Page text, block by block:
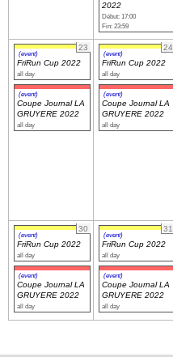
2022
Début: 17:00
Fin: 23:59
23
(event)
FriRun Cup 2022
all day
(event)
Coupe Journal LA
GRUYERE 2022
all day
24
(event)
FriRun Cup 2022
all day
(event)
Coupe Journal LA
GRUYERE 2022
all day
30
(event)
FriRun Cup 2022
all day
(event)
Coupe Journal LA
GRUYERE 2022
all day
31
(event)
FriRun Cup 2022
all day
(event)
Coupe Journal LA
GRUYERE 2022
all day